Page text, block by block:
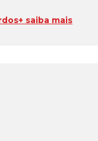
+ saiba mais